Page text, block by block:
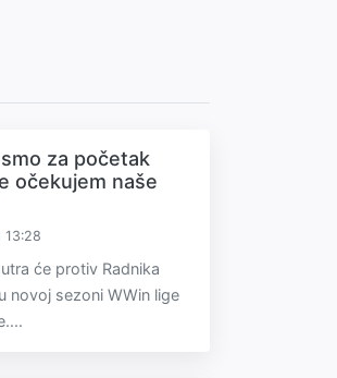
za početak
očekujem naše
13:28
će protiv Radnika
novoj sezoni WWin lige